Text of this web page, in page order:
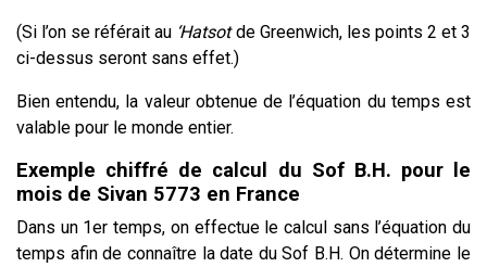
(Si l’on se référait au ‘Hatsotde Greenwich, les points 2 et 3
ci-dessus seront sans effet.)
Bien entendu, la valeur obtenue de l’équation du temps est
valable pour le monde entier.
Exemple chiffré de calcul du Sof B.H. pour le
mois de Sivan 5773 en France
Dans un 1er temps, on effectue le calcul sans l’équation du
temps afin de connaître la date du Sof B.H. On détermine le